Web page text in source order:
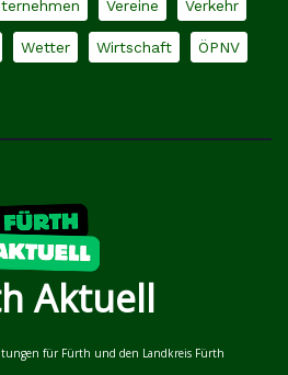
Vereine Verkehr
Wetter Wirtschaft ÖPNV
Aktuell
für Fürth und den Landkreis Fürth